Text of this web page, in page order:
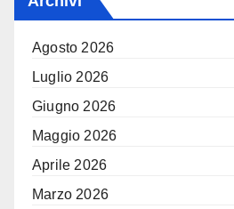
Agosto 2026
Luglio 2026
Giugno 2026
Maggio 2026
Aprile 2026
Marzo 2026